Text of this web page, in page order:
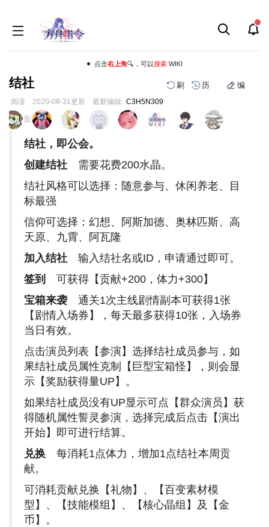
点击右上角🔍，可以搜索WIKI
结社 刷 历 编
阅读 2020-08-31更新 最新编辑: C3H5N309
跳
到
跳
到
页面贡献者 :
结社，即公会。
创建结社 需要花费200水晶。
结社风格可以选择：随意参与、休闲养老、目
标最强
信仰可选择：幻想、阿斯加德、奥林匹斯、高
天原、九霄、阿瓦隆
加入结社 输入结社名或ID，申请通过即可。
签到
可获得【贡献+200，体力+300】
宝箱来袭通关1次主线剧情副本可获得1张
【剧情入场券】，每天最多获得10张，入场券
当日有效。
点击演员列表【参演】选择结社成员参与，如
果结社成员属性克制【巨型宝箱怪】，则会显
示【奖励获得量UP】。
如果结社成员没有UP显示可点【群众演员】获
得随机属性誓灵参演，选择完成后点击【演出
开始】即可进行结算。
兑换 每消耗1点体力，增加1点结社本周贡
献。
可消耗贡献兑换【礼物】、【百变素材模
型】、【技能模组】、【核心晶组】及【金
币】。